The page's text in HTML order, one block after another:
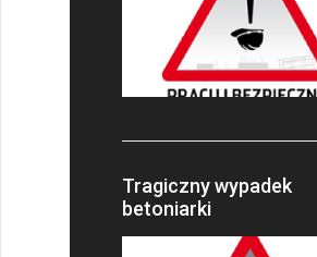
Tragiczny wypadek
betoniarki